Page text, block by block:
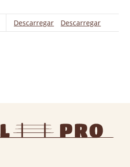
Descarregar Descarregar